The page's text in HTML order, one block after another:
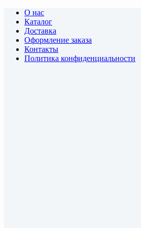
О нас
Каталог
Доставка
Оформление заказа
Контакты
Политика конфиденциальности